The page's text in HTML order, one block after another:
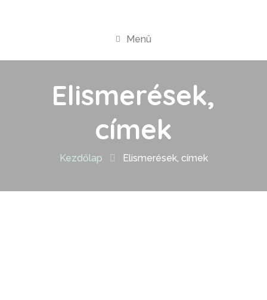
Menü
Elismerések,
címek
Kezdőlap Elismerések, címek